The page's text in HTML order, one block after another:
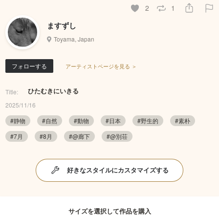
2 1
ますずし
Toyama, Japan
フォローする アーティストページを見る ＞
Title: ひたむきにいきる
2025/11/16
#静物
#自然 #動物 #日本 #野生的
#素朴
#7月
#8月 #@廊下 #@別荘
好きなスタイルにカスタマイズする
サイズを選択して作品を購入